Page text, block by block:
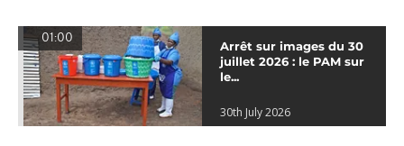
01:00
Arrêt sur images du 30
juillet 2026 : le PAM sur
le...
30th July 2026